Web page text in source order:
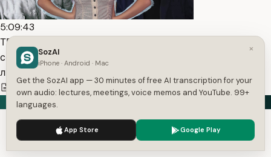
5:09:43
ТРОЦКИЗМ: тогда и сейчас | история компартии,
сотруднич… — Transcript
лиза фукс
Russian
Speech in. Text out.
We use cookies to enhance your experience.
×
SozAI
iPhone · Android · Mac
Get the SozAI app — 30 minutes of free AI transcription for your
own audio: lectures, meetings, voice memos and YouTube. 99+
languages.
App Store Google Play